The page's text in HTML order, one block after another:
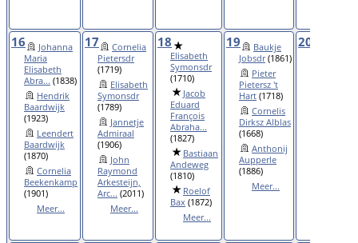
16
Johanna
Maria
Elisabeth
Abra... (1838)
Hendrik
Baardwijk
(1923)
Leendert
Baardwijk
(1870)
Cornelia
Beekenkamp
(1901)
Meer...
17
Cornelia
Pietersdr
(1719)
Elisabeth
Symonsdr
(1789)
Jannetje
Admiraal
(1906)
John
Raymond
Arkesteijn,
Arc... (2011)
Meer...
18
Elisabeth
Symonsdr
(1710)
Jacob
Eduard
François
Abraha...
(1827)
Bastiaan
Andeweg
(1810)
Roelof
Bax (1872)
Meer...
19
Baukje
Jobsdr(1861)
Pieter
Pietersz 't
Hart (1718)
Cornelis
Dirksz Alblas
(1668)
Anthonij
Aupperle
(1886)
Meer...
20